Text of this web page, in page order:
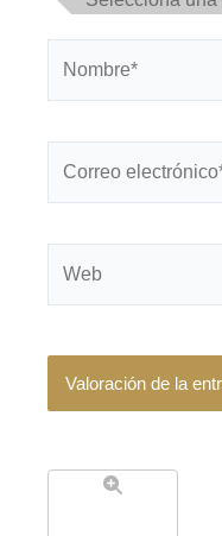
electrónico*